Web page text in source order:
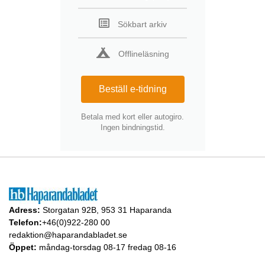
Sökbart arkiv
Offlineläsning
Beställ e-tidning
Betala med kort eller autogiro.
Ingen bindningstid.
Adress: Storgatan 92B, 953 31 Haparanda
Telefon:+46(0)922-280 00
redaktion@haparandabladet.se
Öppet: måndag-torsdag 08-17 fredag 08-16